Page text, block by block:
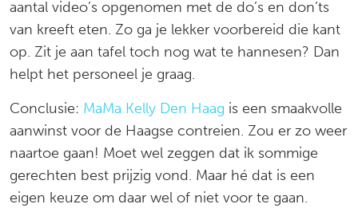
aantal video’s opgenomen met de do’s en don’ts
van kreeft eten. Zo ga je lekker voorbereid die kant
op. Zit je aan tafel toch nog wat te hannesen? Dan
helpt het personeel je graag.
Conclusie: MaMa Kelly Den Haag is een smaakvolle
aanwinst voor de Haagse contreien. Zou er zo weer
naartoe gaan! Moet wel zeggen dat ik sommige
gerechten best prijzig vond. Maar hé dat is een
eigen keuze om daar wel of niet voor te gaan.